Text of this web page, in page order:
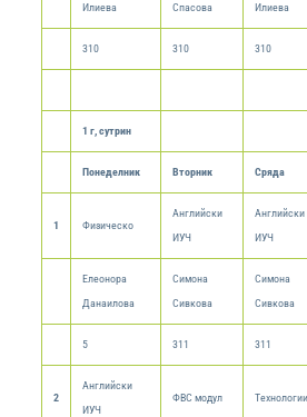
Илиева
Спасова
Илиева
310 310 310
1 г, сутрин
Понеделник Вторник Сряда
1 Физическо
Английски
ИУЧ
Английски
ИУЧ
Елеонора
Данаилова
Симона
Сивкова
Симона
Сивкова
5 311 311
2
Английски
ИУЧ
ФВС модул Технологии